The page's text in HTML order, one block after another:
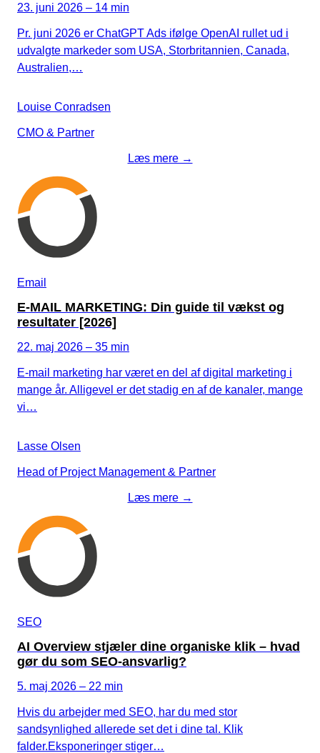
23. juni 2026 – 14 min
Pr. juni 2026 er ChatGPT Ads ifølge OpenAI rullet ud i
udvalgte markeder som USA, Storbritannien, Canada,
Australien,…
Louise Conradsen
CMO & Partner
Læs mere →
Email
E-MAIL MARKETING: Din guide til vækst og
resultater [2026]
22. maj 2026 – 35 min
E-mail marketing har været en del af digital marketing i
mange år. Alligevel er det stadig en af de kanaler, mange
vi…
Lasse Olsen
Head of Project Management & Partner
Læs mere →
SEO
AI Overview stjæler dine organiske klik – hvad
gør du som SEO-ansvarlig?
5. maj 2026 – 22 min
Hvis du arbejder med SEO, har du med stor
sandsynlighed allerede set det i dine tal. Klik
falder.Eksponeringer stiger…